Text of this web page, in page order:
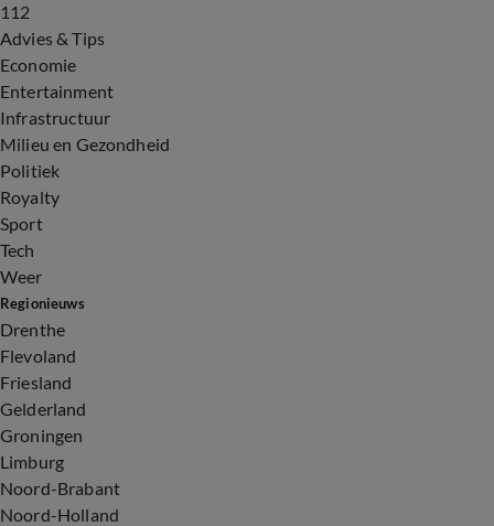
112
Advies & Tips
Economie
Entertainment
Infrastructuur
Milieu en Gezondheid
Politiek
Royalty
Sport
Tech
Weer
Regionieuws
Drenthe
Flevoland
Friesland
Gelderland
Groningen
Limburg
Noord-Brabant
Noord-Holland